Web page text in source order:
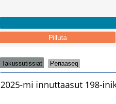
Pilluta
Takussutissiat Periaaseq